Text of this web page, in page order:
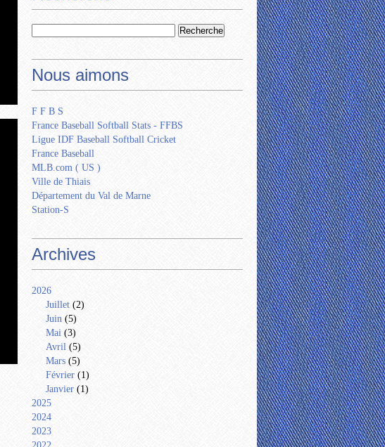
Nous aimons
F F B S
France Baseball Softball Stats - FFBS
Ligue IDF Baseball Softball Cricket
France Baseball
MLB.com ( US )
Ville de Thiais
Département du Val de Marne
Station-S
Archives
2026
Juillet (2)
Juin (5)
Mai (3)
Avril (5)
Mars (5)
Février (1)
Janvier (1)
2025
2024
2023